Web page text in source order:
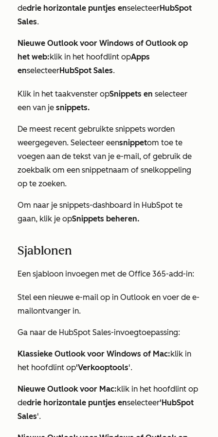
dedrie horizontale puntjes enselecteerHubSpot
Sales.
Nieuwe Outlook voor Windows of Outlook op
het web:klik in het hoofdlint opApps
enselecteerHubSpot Sales.
Klik in het taakvenster opSnippets en selecteer
een van je snippets.
De meest recent gebruikte snippets worden
weergegeven. Selecteer eensnippetom toe te
voegen aan de tekst van je e-mail, of gebruik de
zoekbalk om een snippetnaam of snelkoppeling
op te zoeken.
Om naar je snippets-dashboard in HubSpot te
gaan, klik je opSnippets beheren.
Sjablonen
Een sjabloon invoegen met de Office 365-add-in:
Stel een nieuwe e-mail op in Outlook en voer de e-
mailontvanger in.
Ga naar de HubSpot Sales-invoegtoepassing:
Klassieke Outlook voor Windows of Mac:klik in
het hoofdlint op'Verkooptools'.
Nieuwe Outlook voor Mac:klik in het hoofdlint op
dedrie horizontale puntjes enselecteer'HubSpot
Sales'.